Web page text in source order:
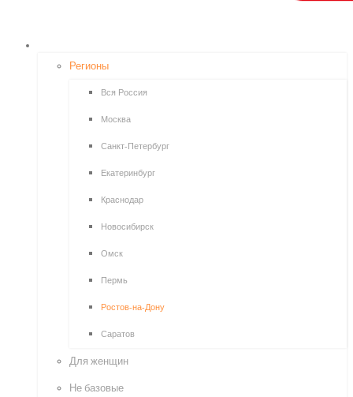
Регионы
Вся Россия
Москва
Санкт-Петербург
Екатеринбург
Краснодар
Новосибирск
Омск
Пермь
Ростов-на-Дону
Саратов
Для женщин
Не базовые